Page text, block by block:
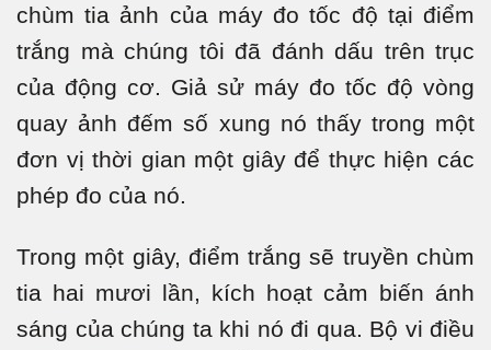
chùm tia ảnh của máy đo tốc độ tại điểm
trắng mà chúng tôi đã đánh dấu trên trục
của động cơ. Giả sử máy đo tốc độ vòng
quay ảnh đếm số xung nó thấy trong một
đơn vị thời gian một giây để thực hiện các
phép đo của nó.
Trong một giây, điểm trắng sẽ truyền chùm
tia hai mươi lần, kích hoạt cảm biến ánh
sáng của chúng ta khi nó đi qua. Bộ vi điều